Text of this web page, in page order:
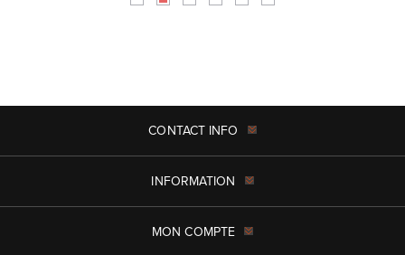
CONTACT INFO
INFORMATION
MON COMPTE